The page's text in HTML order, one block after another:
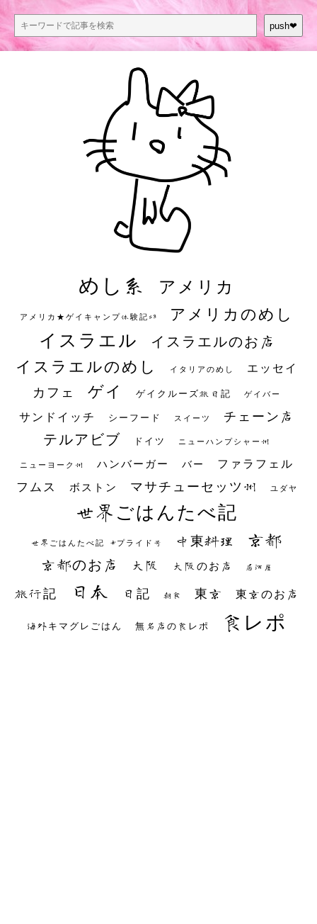
push❤︎
めし系 アメリカ
アメリカ★ゲイキャンプ体験記S3 アメリカのめし
イスラエル イスラエルのお店
イスラエルのめし イタリアのめし エッセイ
カフェ ゲイ ゲイクルーズ旅日記 ゲイバー
サンドイッチ シーフード スイーツ チェーン店
テルアビブ ドイツ ニューハンプシャー州
ニューヨーク州 ハンバーガー バー ファラフェル
フムス ボストン マサチューセッツ州 ユダヤ
世界ごはんたべ記
世界ごはんたべ記 #プライド号 中東料理 京都
京都のお店 大阪 大阪のお店 居酒屋
旅行記 日本 日記 朝食 東京 東京のお店
海外キマグレごはん 無名店の食レポ 食レポ